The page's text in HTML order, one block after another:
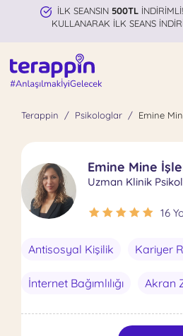
İLK SEANSIN 500TLİNDİRİMLİ!
KULLANARAK İLK SEANS
Terappin Psikologlar Emine
Emine Mine
Uzman Klinik
16
Antisosyal Kişilik Kariyer
İnternet Bağımlılığı Akran